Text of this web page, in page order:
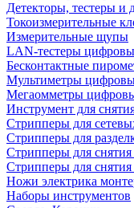
Детекторы, тестеры
Токоизмерительные
Измерительные щупы
LAN-тестеры
Бесконтактные
Мультиметры
Мегаомметры
Инструмент для
Стрипперы для
Стрипперы для
Cтрипперы для
Стрипперы для
Ножи электрика
Наборы инструментов